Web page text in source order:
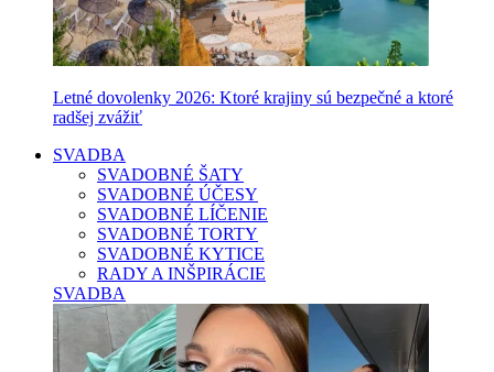
Letné dovolenky 2026: Ktoré krajiny sú bezpečné a ktoré
radšej zvážiť
SVADBA
SVADOBNÉ ŠATY
SVADOBNÉ ÚČESY
SVADOBNÉ LÍČENIE
SVADOBNÉ TORTY
SVADOBNÉ KYTICE
RADY A INŠPIRÁCIE
SVADBA